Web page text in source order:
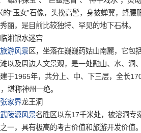
“玉女”石像，头挽高髻，身披蝉翼，蜂
丽，是目前比较独特、罕见的地下石林。
银水迷宫
旅游风景区，坐落在巍巍药姑山南麓，它包
以及周边人文景观，是一处融山、水、洞
1965年，共分上、中、下三层，全长
堪称神州一绝。
张家界龙王洞
陵源风景名胜区以东17千米处，被溶洞专
一，具有极高的考古价值和旅游开发价值